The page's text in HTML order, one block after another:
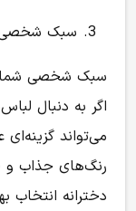
سبک
سبک شخصی شما
اگر به دنبال
می‌تواند گزینه‌ای
رنگ‌های جذاب و
دخترانه انتخاب